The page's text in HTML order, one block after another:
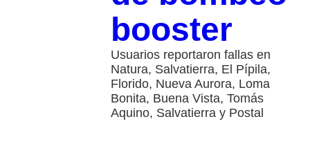
booster
Usuarios reportaron fallas en
Natura, Salvatierra, El Pípila,
Florido, Nueva Aurora, Loma
Bonita, Buena Vista, Tomás
Aquino, Salvatierra y Postal